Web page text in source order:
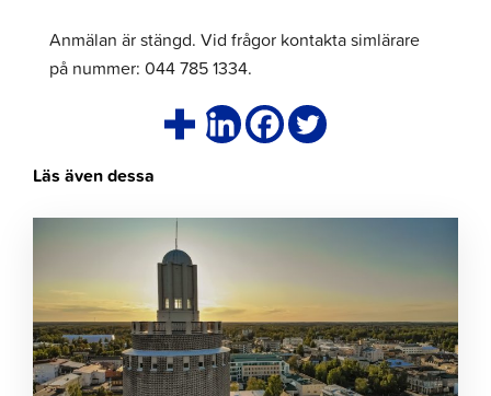
Anmälan är stängd. Vid frågor kontakta simlärare
på nummer: 044 785 1334.
Läs även dessa
läsa
artikeln